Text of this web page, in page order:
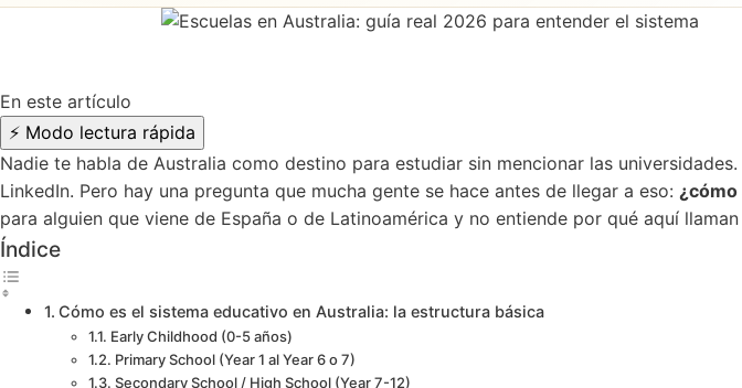
En este artículo
⚡ Modo lectura rápida
Nadie te habla de Australia como destino para estudiar sin mencionar las
LinkedIn. Pero hay una pregunta que mucha gente se hace antes de llegar a eso:
para alguien que viene de España o de Latinoamérica y no entiende por qué aquí
Índice
Cómo es el sistema educativo en Australia: la estructura básica
Early Childhood (0-5 años)
Primary School (Year 1 al Year 6 o 7)
Secondary School / High School (Year 7-12)